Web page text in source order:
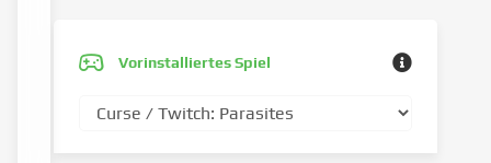
Vorinstalliertes Spiel